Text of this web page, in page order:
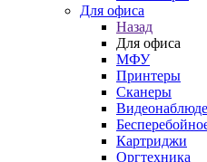
Для офиса
Назад
Для офиса
МФУ
Принтеры
Сканеры
Картриджи
Оргтехника